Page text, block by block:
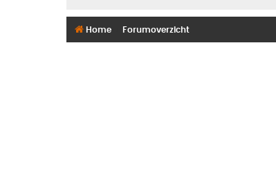
Home Forumoverzicht